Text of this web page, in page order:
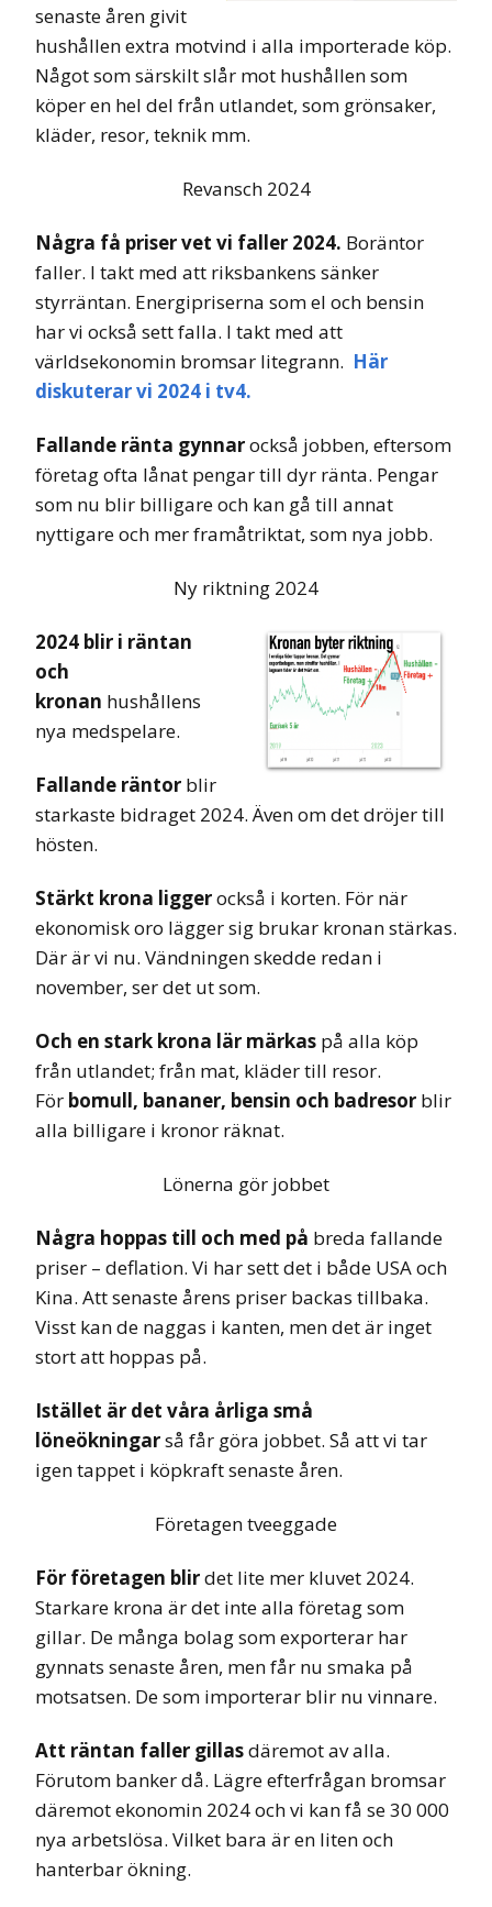
senaste åren givit
hushållen extra motvind i alla importerade köp.
Något som särskilt slår mot hushållen som
köper en hel del från utlandet, som grönsaker,
kläder, resor, teknik mm.
Revansch 2024
Några få priser vet vi faller 2024. Boräntor
faller. I takt med att riksbankens sänker
styrräntan. Energipriserna som el och bensin
har vi också sett falla. I takt med att
världsekonomin bromsar litegrann. Här
diskuterar vi 2024 i tv4.
Fallande ränta gynnarockså jobben, eftersom
företag ofta lånat pengar till dyr ränta. Pengar
som nu blir billigare och kan gå till annat
nyttigare och mer framåtriktat, som nya jobb.
Ny riktning 2024
2024 blir i räntan
och
kronan hushållens
nya medspelare.
Fallande räntor blir
starkaste bidraget 2024. Även om det dröjer till
hösten.
Stärkt krona liggerockså i korten. För när
ekonomisk oro lägger sig brukar kronan stärkas.
Där är vi nu. Vändningen skedde redan i
november, ser det ut som.
Och en stark krona lär märkas på alla köp
från utlandet; från mat, kläder till resor.
För bomull, bananer, bensin och badresor blir
alla billigare i kronor räknat.
Lönerna gör jobbet
Några hoppas till och med på breda fallande
priser – deflation. Vi har sett det i både USA och
Kina. Att senaste årens priser backas tillbaka.
Visst kan de naggas i kanten, men det är inget
stort att hoppas på.
Istället är det våra årliga små
löneökningarså får göra jobbet. Så att vi tar
igen tappet i köpkraft senaste åren.
Företagen tveeggade
För företagen blirdet lite mer kluvet 2024.
Starkare krona är det inte alla företag som
gillar. De många bolag som exporterar har
gynnats senaste åren, men får nu smaka på
motsatsen. De som importerar blir nu vinnare.
Att räntan faller gillasdäremot av alla.
Förutom banker då. Lägre efterfrågan bromsar
däremot ekonomin 2024 och vi kan få se 30 000
nya arbetslösa. Vilket bara är en liten och
hanterbar ökning.